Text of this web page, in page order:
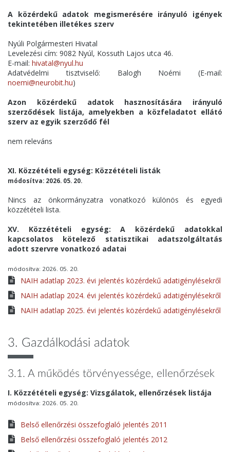
A közérdekű adatok megismerésére irányuló igények
tekintetében illetékes szerv
Nyúli Polgármesteri Hivatal
Levelezési cím: 9082 Nyúl, Kossuth Lajos utca 46.
E-mail: hivatal@nyul.hu
Adatvédelmi tisztviselő: Balogh Noémi (E-mail:
noemi@neurobit.hu)
Azon közérdekű adatok hasznosítására irányuló
szerződések listája, amelyekben a közfeladatot ellátó
szerv az egyik szerződő fél
nem releváns
XI. Közzétételi egység: Közzétételi listák
módosítva: 2026. 05. 20.
Nincs az önkormányzatra vonatkozó különös és egyedi
közzétételi lista.
XV. Közzétételi egység: A közérdekű adatokkal
kapcsolatos kötelező statisztikai adatszolgáltatás
adott szervre vonatkozó adatai
módosítva: 2026. 05. 20.
NAIH adatlap 2023. évi jelentés közérdekű adatigénylésekről
NAIH adatlap 2024. évi jelentés közérdekű adatigénylésekről
NAIH adatlap 2025. évi jelentés közérdekű adatigénylésekről
3. Gazdálkodási adatok
3.1. A működés törvényessége, ellenőrzések
I. Közzétételi egység: Vizsgálatok, ellenőrzések listája
módosítva: 2026. 05. 20.
Belső ellenőrzési összefoglaló jelentés 2011
Belső ellenőrzési összefoglaló jelentés 2012